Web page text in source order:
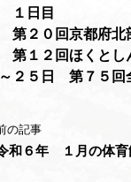
１日目
第２０回京都府北
第１２回ほくとし
２５日 第７５回
の記事
和６年 １月の体育